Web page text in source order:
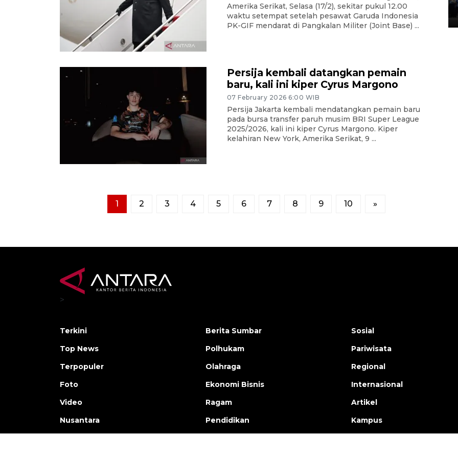
Amerika Serikat, Selasa (17/2), sekitar pukul 12.00
waktu setempat setelah pesawat Garuda Indonesia
PK-GIF mendarat di Pangkalan Militer (Joint Base) ...
Persija kembali datangkan pemain
baru, kali ini kiper Cyrus Margono
07 February 2026 6:00 WIB
Persija Jakarta kembali mendatangkan pemain baru
pada bursa transfer paruh musim BRI Super League
2025/2026, kali ini kiper Cyrus Margono. Kiper
kelahiran New York, Amerika Serikat, 9 ...
1 2 3 4 5 6 7 8 9 10 »
05 August 2026 10:35 WIB
>
Terkini
Top News
Terpopuler
Foto
Video
Nusantara
Berita Sumbar
Polhukam
Olahraga
Ekonomi Bisnis
Ragam
Pendidikan
Sosial
Pariwisata
Regional
Internasional
Artikel
Kampus